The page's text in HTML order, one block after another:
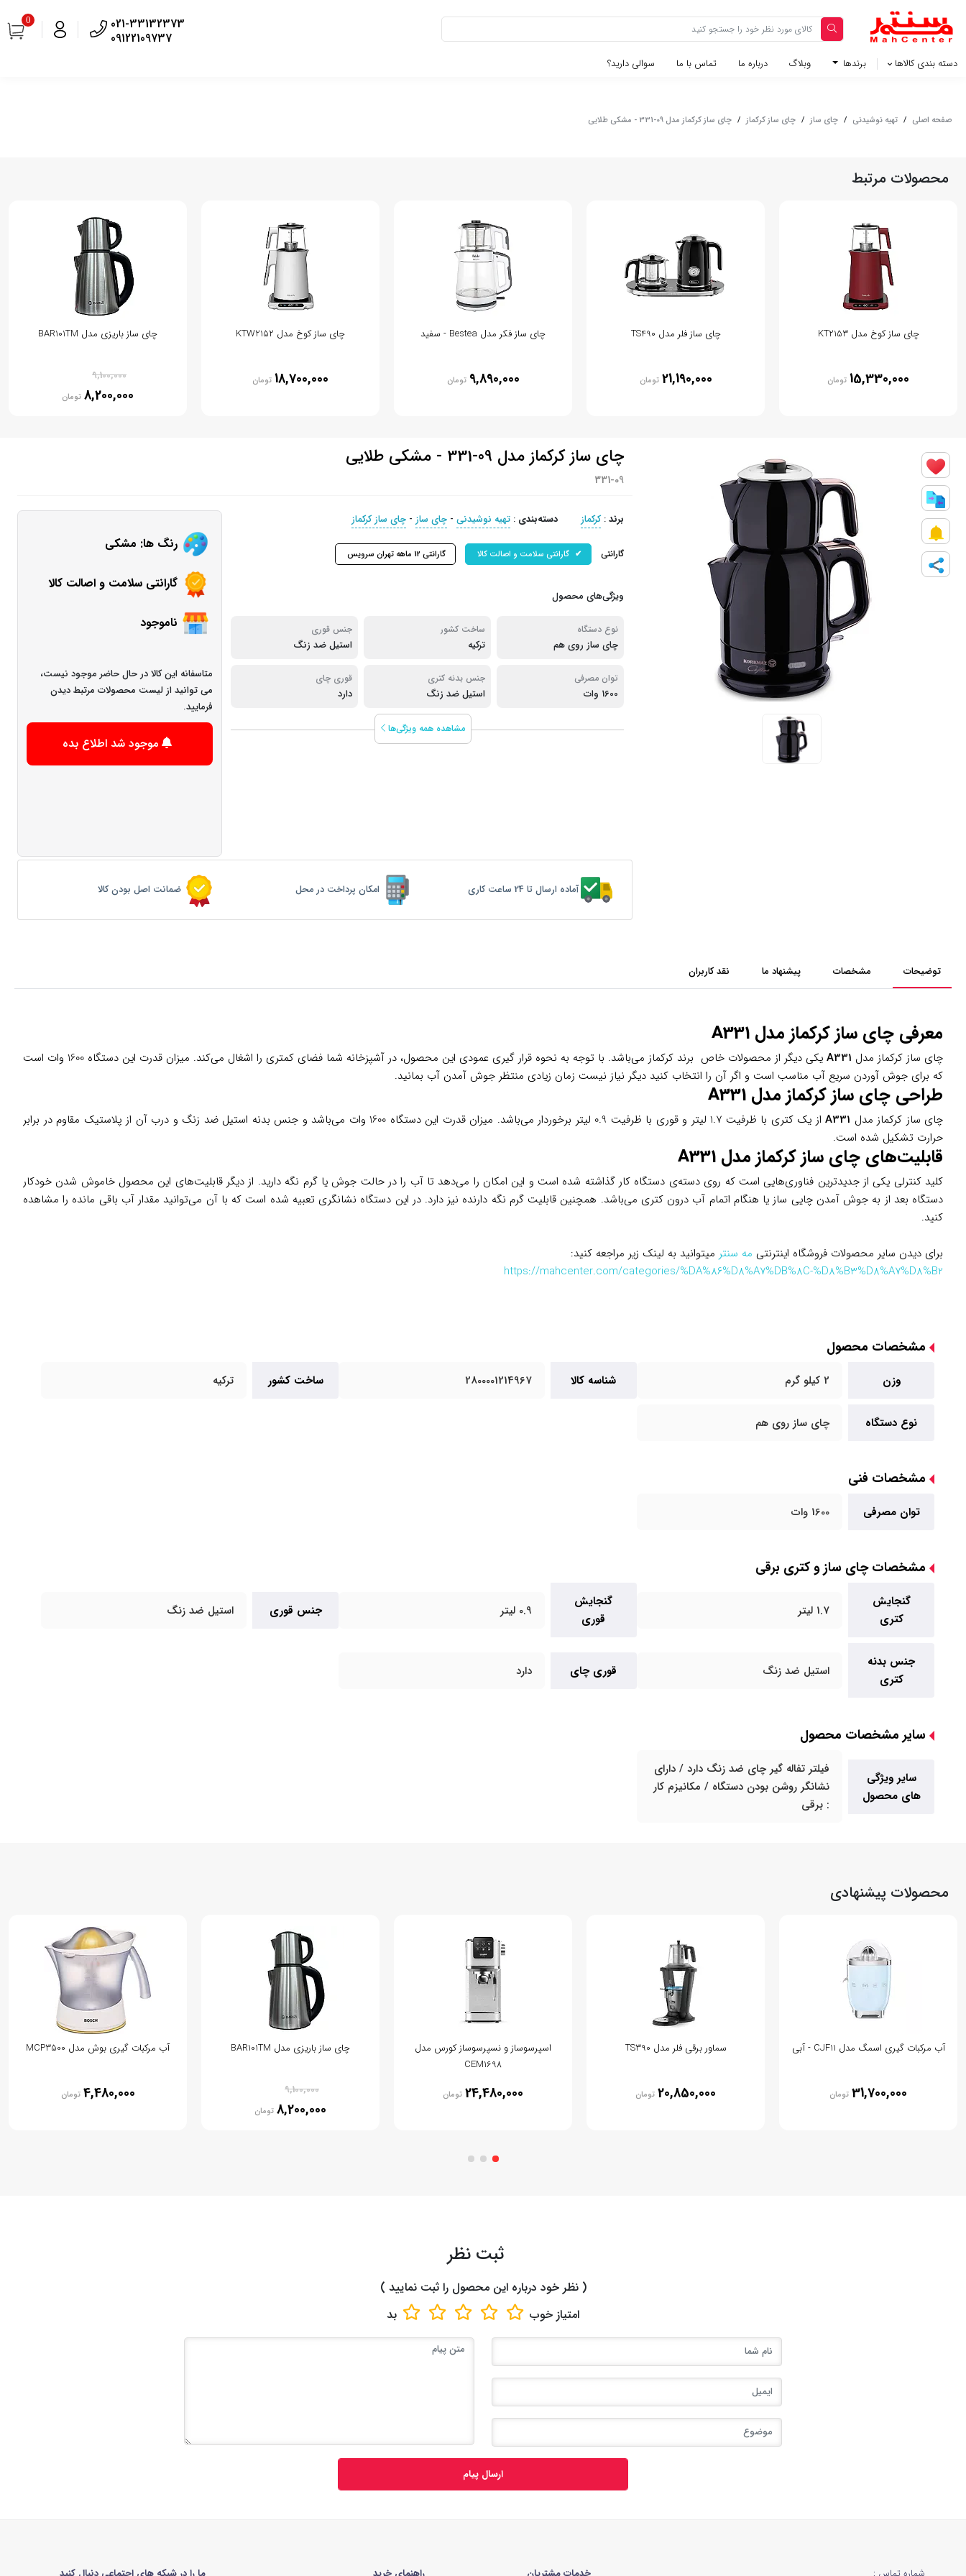
021-33132373
09122109737
0
دسته بندی کالاها برندها وبلاگ‌ درباره ما تماس با ما سوالی دارید؟
صفحه اصلی / تهیه نوشیدنی / چای ساز / چای ساز کرکماز / چای ساز کرکماز مدل 09-331 - مشکی طلایی
محصولات مرتبط
چای ساز کوخ مدل KT2153
15,330,000 تومان
چای ساز فلر مدل TS490
21,190,000 تومان
چای ساز فکر مدل Bestea - سفید
9,890,000 تومان
چای ساز کوخ مدل KTW2152
18,700,000 تومان
چای ساز باریزی مدل BAR101TM
9,100,000
8,200,000 تومان
چای ساز کرکماز مدل 09-331 - مشکی طلایی
331-09
برند:کرکماز دسته‌بندی : تهیه نوشیدنی - چای ساز - چای ساز کرکماز
گارانتی گارانتی سلامت و اصالت کالا گارانتی 12 ماهه تهران سرویس
ویژگی‌های محصول
نوع دستگاه
چای ساز روی هم
ساخت کشور
ترکیه
جنس قوری
استیل ضد زنگ
توان مصرفی
1600 وات
جنس بدنه کتری
استیل ضد زنگ
قوری چای
دارد
مشاهده همه ویژگی‌ها
رنگ ها: مشکی
گارانتی سلامت و اصالت کالا
ناموجود
متاسفانه این کالا در حال حاضر موجود نیست،
می توانید از لیست محصولات مرتبط دیدن
فرمایید.
موجود شد اطلاع بده
آماده ارسال تا 24 ساعت کاری امکان پرداخت در محل ضمانت اصل بودن کالا
توضیحات مشخصات پیشنهاد ما نقد کاربران
معرفی چای ساز کرکماز مدل A331
چای ساز کرکماز مدل A331
یکی دیگر از محصولات خاص برند کرکماز می‌باشد. با توجه به نحوه قرار گیری عمودی این محصول، در آشپزخانه شما فضای کمتری را اشغال می‌کند. میزان قدرت این دستگاه 1600 وات است
که برای جوش آوردن سریع آب مناسب است و اگر آن را انتخاب کنید دیگر نیاز نیست زمان زیادی منتظر جوش آمدن آب بمانید.
طراحی چای ساز کرکماز مدل A331
چای ساز کرکماز مدل A331
از یک کتری با ظرفیت 1.7 لیتر و قوری با ظرفیت 0.9 لیتر برخوردار می‌باشد. میزان قدرت این دستگاه 1600 وات می‌باشد و جنس بدنه استیل ضد زنگ و درب آن از پلاستیک مقاوم در برابر
حرارت تشکیل شده است.
قابلیت‌های چای ساز کرکماز مدل A331
کلید کنترلی یکی از جدیدترین فناوری‌هایی است که روی دسته‌ی دستگاه کار گذاشته شده است و این امکان را می‌دهد تا آب را در حالت جوش یا گرم نگه دارید. از دیگر قابلیت‌های این محصول خاموش شدن خودکار
دستگاه بعد از به جوش آمدن چایی ساز یا هنگام اتمام آب درون کتری می‌باشد. همچنین قابلیت گرم نگه دارنده نیز دارد. در این دستگاه نشانگری تعبیه شده است که با آن می‌توانید مقدار آب باقی مانده را مشاهده
کنید.
برای دیدن سایر محصولات فروشگاه اینترنتی مه سنتر میتوانید به لینک زیر مراجعه کنید:
https://mahcenter.com/categories/%DA%86%D8%A7%DB%8C-%D8%B3%D8%A7%D8%B2
مشخصات محصول
وزن 2 کیلو گرم شناسه کالا 2800001214967 ساخت کشور ترکیه
نوع دستگاه چای ساز روی هم
مشخصات فنی
توان مصرفی 1600 وات
مشخصات چای ساز و کتری برقی
گنجایش
کتری
1.7 لیتر
گنجایش
قوری
0.9 لیتر جنس قوری استیل ضد زنگ
جنس بدنه
کتری
استیل ضد زنگ قوری چای دارد
سایر مشخصات محصول
سایر ویژگی
های محصول
فیلتر تفاله گیر چای ضد زنگ دارد / دارای
نشانگر روشن بودن دستگاه / مکانیزم کار
: برقی
محصولات پیشنهادی
آب مرکبات گیری اسمگ مدل CJF11 - آبی
31,700,000 تومان
سماور برقی فلر مدل TS390
20,850,000 تومان
اسپرسوساز و نسپرسوساز کورس مدل
CEM1698
24,480,000 تومان
چای ساز باریزی مدل BAR101TM
9,100,000
8,200,000 تومان
آب مرکبات گیری بوش مدل MCP3500
4,480,000 تومان
ثبت نظر
( نظر خود درباره این محصول را ثبت نمایید )
امتیاز خوب بد
ارسال پیام